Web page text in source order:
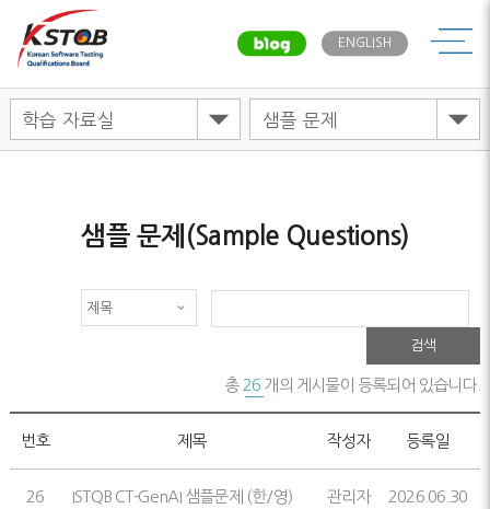
ENGLISH메뉴
샘플 문제(Sample Questions)
검색
총 26 개의 게시물이 등록되어 있습니다.
번호 제목 작성자 등록일
26 ISTQB CT-GenAI 샘플문제 (한/영) 관리자 2026.06.30